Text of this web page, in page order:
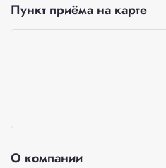
Пункт приёма на карте
О компании